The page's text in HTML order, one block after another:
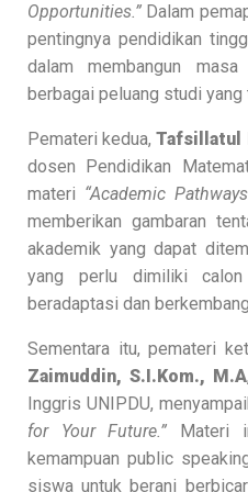
Opportunities.” Dalam
pentingnya pendidikan
dalam membangun
berbagai peluang studi yang
Pemateri kedua,Tafsillatul
dosen Pendidikan
materi “Academic
memberikan gambaran
akademik yang dapat
yang perlu dimiliki
beradaptasi dan
Sementara itu, pemateri
Zaimuddin, S.I.Kom., M.A
Inggris UNIPDU,
for Your Future.” Materi
kemampuan public
siswa untuk berani